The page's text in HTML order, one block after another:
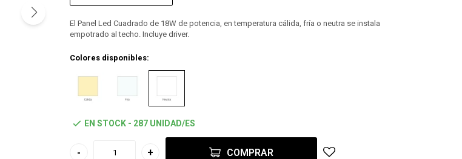
El Panel Led Cuadrado de 18W de potencia, en temperatura cálida, fría o neutra se instala
empotrado al techo. Incluye driver.
Colores disponibles:
EN STOCK - 287 UNIDAD/ES
- + COMPRAR